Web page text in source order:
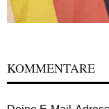
KOMMENTARE